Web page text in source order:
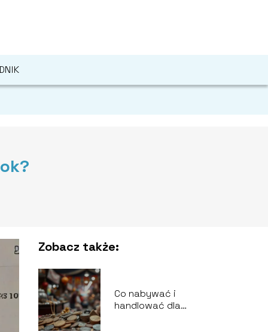
Zobacz także:
Co nabywać i
handlować dla